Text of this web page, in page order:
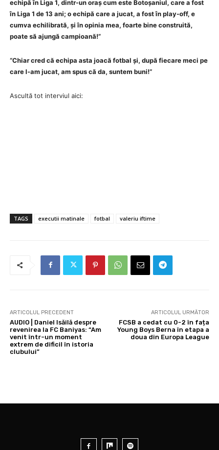
echipă în Liga 1, dintr-un oraș cum este Botoșaniul, care a fost
în Liga 1 de 13 ani; o echipă care a jucat, a fost în play-off, e
cumva echilibrată, și în opinia mea, foarte bine construită,
poate să ajungă campioană!”
“Chiar cred că echipa asta joacă fotbal și, după fiecare meci pe
care l-am jucat, am spus că da, suntem buni!”
Ascultă tot interviul aici:
TAGS executii matinale fotbal valeriu iftime
ARTICOLUL PRECEDENT
AUDIO | Daniel Isăilă despre
revenirea la FC Baniyas: “Am
venit într-un moment
extrem de dificil în istoria
clubului”
ARTICOLUL URMĂTOR
FCSB a cedat cu 0-2 în fața
Young Boys Berna în etapa a
doua din Europa League